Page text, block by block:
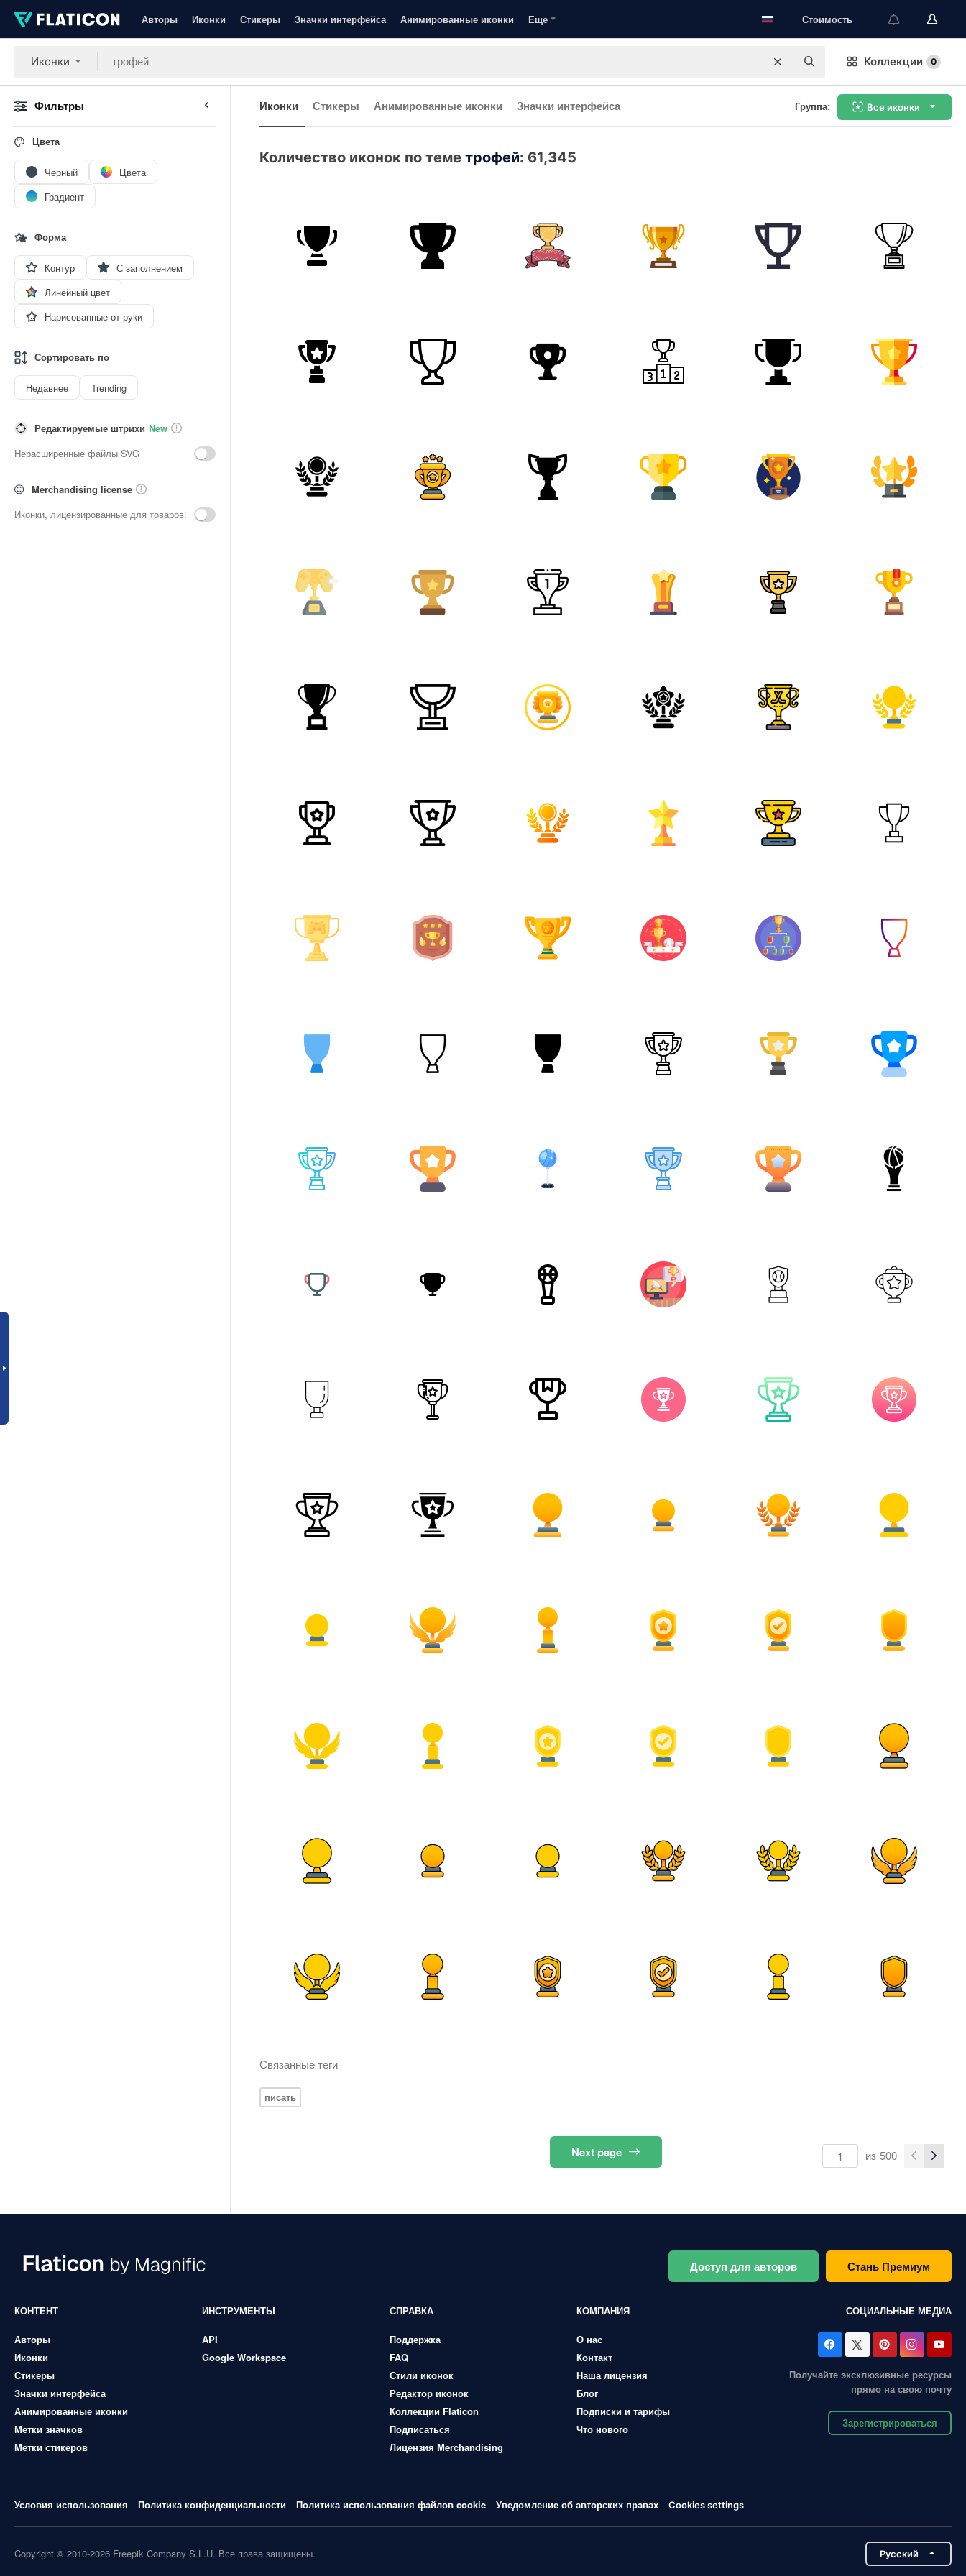
Авторы Иконки Стикеры Значки интерфейса Анимированные иконки Еще Стоимость
Иконки Коллекции 0
Фильтры
Цвета
Черный
Цвета
Градиент
Форма
Контур
С заполнением
Линейный цвет
Нарисованные от руки
Сортировать по
Недавнее Trending
Редактируемые штрихи New
Нерасширенные файлы SVG
Merchandising license
Иконки, лицензированные для товаров.
Иконки Стикеры Анимированные иконки Значки интерфейса Группа: Все иконки
Количество иконок по теме трофей: 61,345
Связанные теги
писать
Nextpage из 500
Доступ для авторов Стань Премиум
КОНТЕНТ
Авторы
Иконки
Стикеры
Значки интерфейса
Анимированные иконки
Метки значков
Метки стикеров
ИНСТРУМЕНТЫ
API
Google Workspace
СПРАВКА
Поддержка
FAQ
Стили иконок
Редактор иконок
Коллекции Flaticon
Подписаться
Лицензия Merchandising
КОМПАНИЯ
О нас
Контакт
Наша лицензия
Блог
Подписки и тарифы
Что нового
СОЦИАЛЬНЫЕ МЕДИА
Получайте эксклюзивные ресурсы
прямо на свою почту
Зарегистрироваться
Условия использования Политика конфиденциальности Политика использования файлов cookie Уведомление об авторских правах Cookies settings
Copyright © 2010-2026 Freepik Company S.L.U. Все права защищены. Pусский